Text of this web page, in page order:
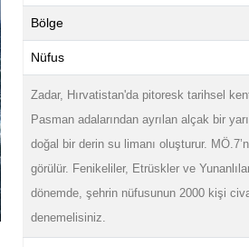
Bölge
Nüfus
Zadar, Hırvatistan'da pitoresk tarihsel
Pasman adalarından ayrılan alçak bir
doğal bir derin su limanı oluşturur.
görülür. Fenikeliler, Etrüskler ve
dönemde, şehrin nüfusunun 2000 kişi
denemelisiniz.